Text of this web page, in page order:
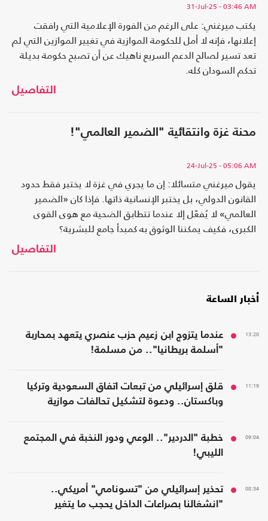
31-Jul-25 - 03:46 AM
يكتب ميرغني: على الرغم من الفورة الإعلامية التي رافقت
إعلانها، فإنه لا أمل للحكومة الموازية في تغيير الموازين التي لم
تعد تسير لصالح الدعم السريع ناهيك عن أن تصبح حكومة بديلة
تحكم السودان كله.
التفاصيل
محنة غزة وانتقائية "الضمير العالمي"!
24-Jul-25 - 05:06 AM
يقول ميرغني متسائلا: إن ما يجري في غزة لا يختبر فقط حدود
القانون الدولي، بل يختبر الإنسانية ذاتها. فإذا كان «الضمير
العالمي» لا يُفعّل إلا عندما تتطابق الضحية مع هوى القوى
الكبرى، فكيف يمكننا الوثوق به كمبدأ جامع للبشرية؟
التفاصيل
أخبار الساعة
13:20
عندما يتزوج ابن زعيم حزب عنصري يتعهد بمحاربة
"أسلمة بريطانيا".. من مسلمة!
11:19
قلق إسرائيلي من تبعات اتفاق السعودية وتركيا
وباكستان.. ودعوة لتشكيل تحالفات موازية
09:04
خطبة "الدردير".. الوعي ودور النخبة في المجتمع
الليبي!
08:34
تحذير إسرائيلي من "تسونامي" أمريكي..
"انشغالنا بصراعات الداخل يحجب ما يتغير